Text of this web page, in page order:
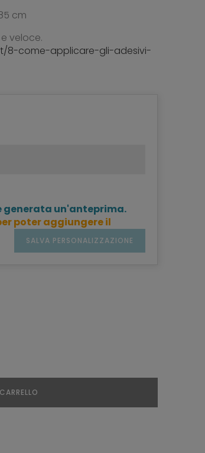
cm
veloce.
8-come-applicare-gli-adesivi-
generata un'anteprima.
poter aggiungere il
SALVA PERSONALIZZAZIONE